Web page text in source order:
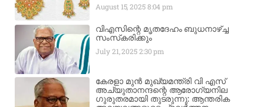
August 15, 20258:04 pm
വിഎസിന്റെ മൃതദേഹം ബുധനാഴ്ച്ച
സംസ്‌കരിക്കും
July 21, 20252:30 pm
കേരളാ മുൻ മുഖ്യമന്ത്രി വി എസ്
അച്യുതാനന്ദന്റെ ആരോഗ്യനില
ഗുരുതരമായി തുടരുന്നു: ആന്തരിക